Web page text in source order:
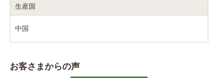
生産国
中国
お客さまからの声